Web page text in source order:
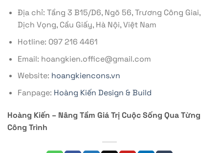
Địa chỉ: Tầng 3 B15/D6, Ngõ 56, Trương Công Giai,
Dịch Vọng, Cầu Giấy, Hà Nội, Việt Nam
Hotline: 097 216 4461
Email: hoangkien.office@gmail.com
Website: hoangkiencons.vn
Fanpage: Hoàng Kiến Design & Build
Hoàng Kiến – Nâng Tầm Giá Trị Cuộc Sống Qua Từng
Công Trình